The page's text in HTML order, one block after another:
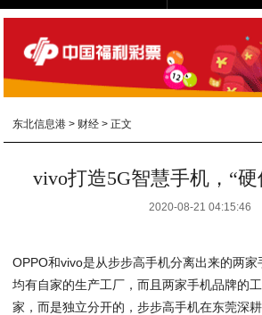
东北信息港 > 财经 > 正文
vivo打造5G智慧手机，“
2020-08-21 04:15:46
OPPO和vivo是从步步高手机分离出来的两
均有自家的生产工厂，而且两家手机品牌的
家，而是独立分开的，步步高手机在东莞深